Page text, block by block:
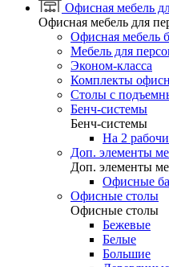
Офисная мебель
Офисная мебель для
Офисная мебель
Мебель для
Эконом-класса
Комплекты
Столы с
Бенч-системы
Бенч-системы
На 2
Доп. элементы
Доп. элементы
Офисные
Офисные столы
Офисные столы
Бежевые
Белые
Большие